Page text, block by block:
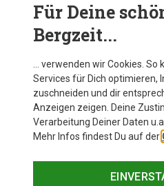
Andere Kunden kauften
Für Deine
Bergzeit...
… verwenden wir Cookies. So
Services für Dich optimieren,
zuschneiden und dir
Anzeigen zeigen. Deine
Verarbeitung Deiner Daten
Mehr Infos findest Du auf der